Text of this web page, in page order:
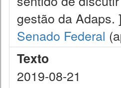
gestão da Adaps. ]
Senado Federal
Texto
2019-08-21